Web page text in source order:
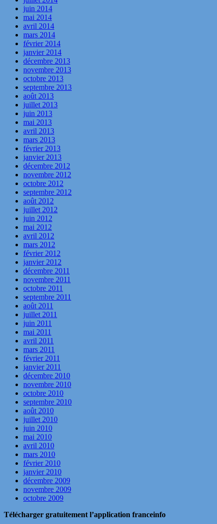
juin 2014
mai 2014
avril 2014
mars 2014
février 2014
janvier 2014
décembre 2013
novembre 2013
octobre 2013
septembre 2013
août 2013
juillet 2013
juin 2013
mai 2013
avril 2013
mars 2013
février 2013
janvier 2013
décembre 2012
novembre 2012
octobre 2012
septembre 2012
août 2012
juillet 2012
juin 2012
mai 2012
avril 2012
mars 2012
février 2012
janvier 2012
décembre 2011
novembre 2011
octobre 2011
septembre 2011
août 2011
juillet 2011
juin 2011
mai 2011
avril 2011
mars 2011
février 2011
janvier 2011
décembre 2010
novembre 2010
octobre 2010
septembre 2010
août 2010
juillet 2010
juin 2010
mai 2010
avril 2010
mars 2010
février 2010
janvier 2010
décembre 2009
novembre 2009
octobre 2009
Télécharger gratuitement l’application franceinfo